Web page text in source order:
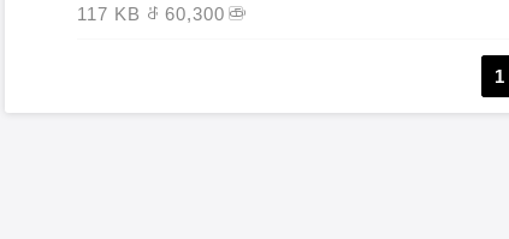
117 KB 60,300
1